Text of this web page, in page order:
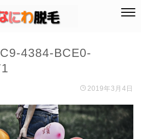
4384-BCE0-
2019年3月4日